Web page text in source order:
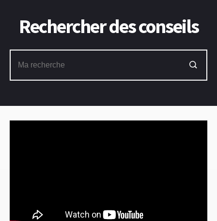
Rechercher des conseils